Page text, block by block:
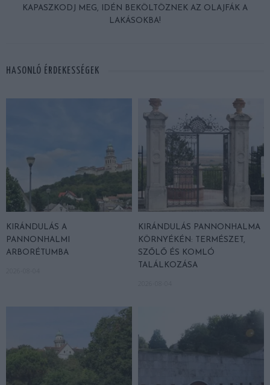
KAPASZKODJ MEG, IDÉN BEKÖLTÖZNEK AZ OLAJFÁK A
LAKÁSOKBA!
HASONLÓ ÉRDEKESSÉGEK
KIRÁNDULÁS A
PANNONHALMI
ARBORÉTUMBA
KIRÁNDULÁS PANNONHALMA
KÖRNYÉKÉN: TERMÉSZET,
SZŐLŐ ÉS KOMLÓ
TALÁLKOZÁSA